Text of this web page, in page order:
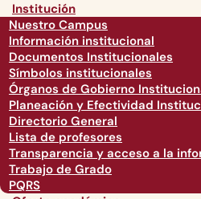
Institución
Nuestro Campus
Información institucional
Documentos Institucionales
Símbolos institucionales
Órganos de Gobierno
Planeación y Efectividad
Directorio General
Lista de profesores
Transparencia y acceso a la
Trabajo de Grado
PQRS